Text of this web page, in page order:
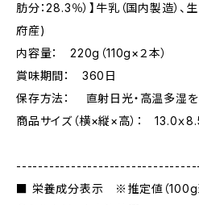
肪分：28.3％）】牛乳（国内製造）、
府産)
内容量： 220g（110g×２本）
賞味期間： 360日
保存方法： 直射日光・高温多湿
商品サイズ（横×縦×高）： 13.0ｘ
■ 栄養成分表示 ※推定値（100g